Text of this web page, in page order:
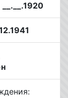
__.__.1920